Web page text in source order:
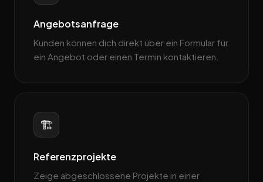
Angebotsanfrage
Kunden können dich direkt über ein Formular für
ein Angebot oder einen Termin kontaktieren.
🏗️
Referenzprojekte
Zeige abgeschlossene Projekte in einer